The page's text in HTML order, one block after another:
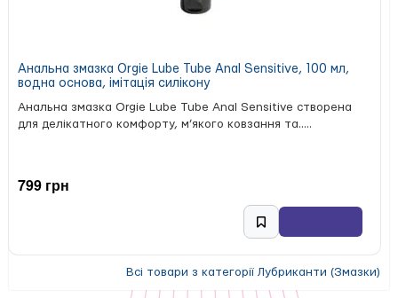
Анальна змазка Orgie Lube Tube Anal Sensitive, 100 мл,
водна основа, імітація силікону
Анальна змазка Orgie Lube Tube Anal Sensitive створена
для делікатного комфорту, м’якого ковзання та.....
799 грн
Всі товари з категорії Лубриканти (Змазки)